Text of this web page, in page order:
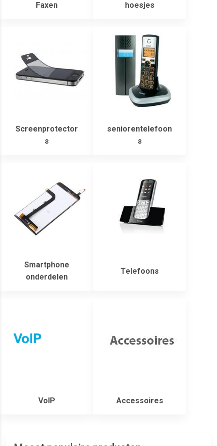
Faxen hoesjes
Screenprotector
s
seniorentelefoon
s
Smartphone
onderdelen
Telefoons
VoIP Accessoires